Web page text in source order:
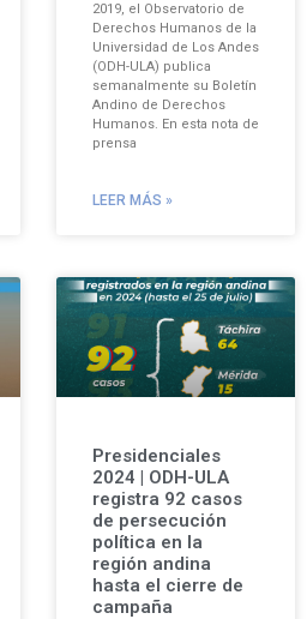
2019, el Observatorio de
Derechos Humanos de la
Universidad de Los Andes
(ODH-ULA) publica
semanalmente su Boletín
Andino de Derechos
Humanos. En esta nota de
prensa
LEER MÁS »
Presidenciales
2024 | ODH-ULA
registra 92 casos
de persecución
política en la
región andina
hasta el cierre de
campaña